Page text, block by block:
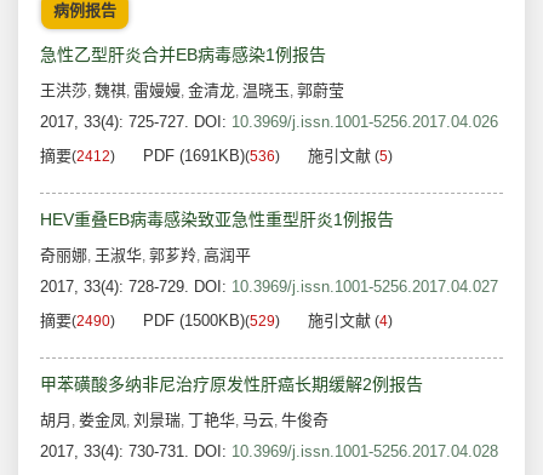
病例报告
急性乙型肝炎合并EB病毒感染1例报告
王洪莎, 魏祺, 雷嫚嫚, 金清龙, 温晓玉, 郭蔚莹
2017, 33(4): 725-727. DOI: 10.3969/j.issn.1001-5256.2017.04.026
摘要(2412) PDF (1691KB)(536) 施引文献 (5)
HEV重叠EB病毒感染致亚急性重型肝炎1例报告
奇丽娜, 王淑华, 郭芗羚, 高润平
2017, 33(4): 728-729. DOI: 10.3969/j.issn.1001-5256.2017.04.027
摘要(2490) PDF (1500KB)(529) 施引文献 (4)
甲苯磺酸多纳非尼治疗原发性肝癌长期缓解2例报告
胡月 , 娄金凤, 刘景瑞, 丁艳华, 马云, 牛俊奇
2017, 33(4): 730-731. DOI: 10.3969/j.issn.1001-5256.2017.04.028